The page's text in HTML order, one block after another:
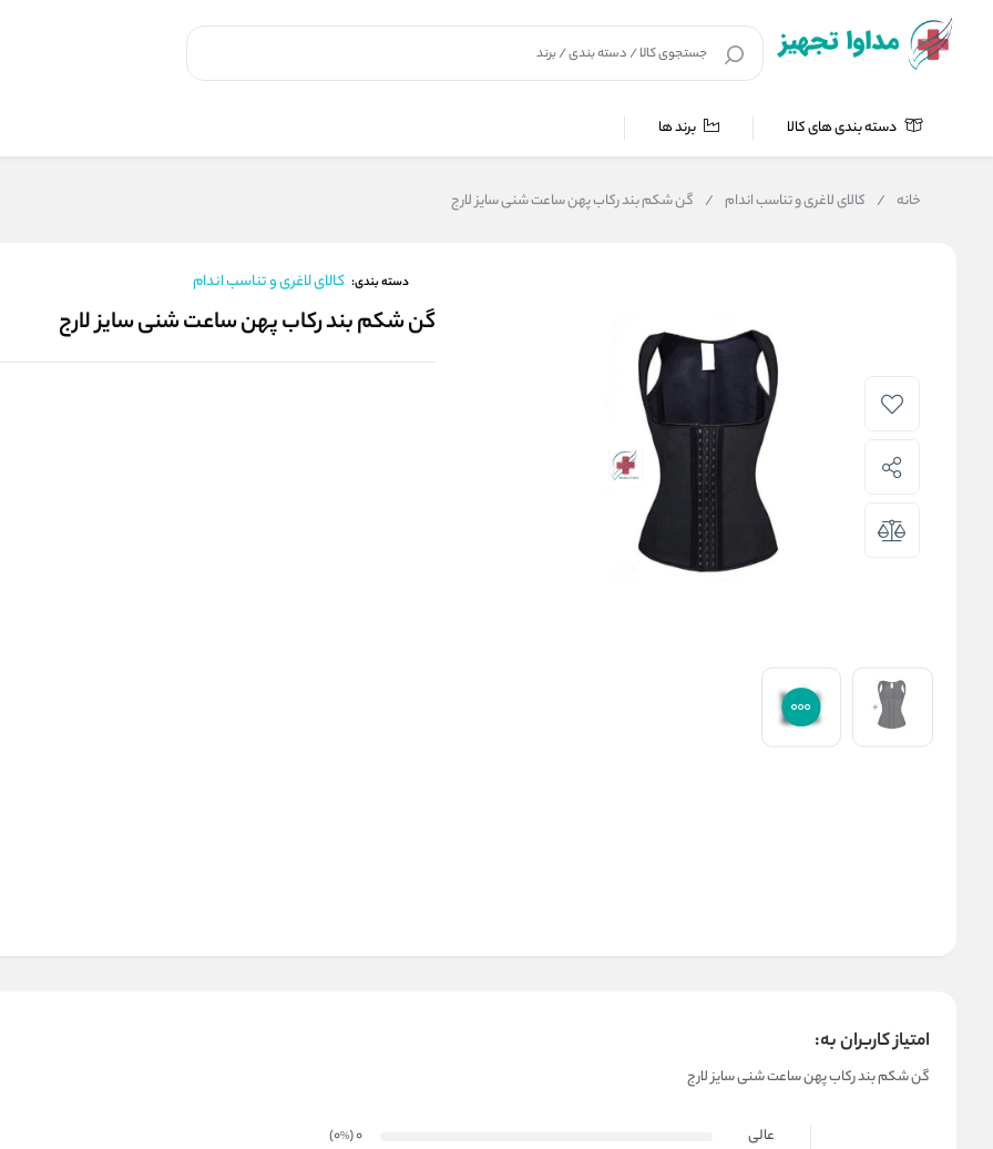
دسته بندی های کالا برند ها
خانه / کالای لاغری و تناسب اندام / گن شکم بند رکاب پهن ساعت شنی سایز لارج
دسته بندی: کالای لاغری و تناسب اندام
گن شکم بند رکاب پهن ساعت شنی سایز لارج
امتیاز کاربران به:
گن شکم بند رکاب پهن ساعت شنی سایز لارج
عالی 0
(0
%
)